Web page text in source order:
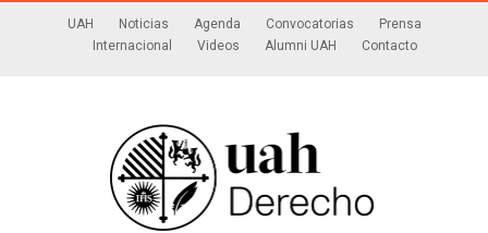
UAH Noticias Agenda Convocatorias
Prensa
Internacional
Videos Alumni UAH Contacto